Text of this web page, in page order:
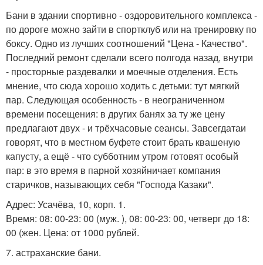
Бани в здании спортивно - оздоровительного комплекса -
по дороге можно зайти в спортклуб или на тренировку по
боксу. Одно из лучших соотношений "Цена - Качество".
Последний ремонт сделали всего полгода назад, внутри
- просторные раздевалки и моечные отделения. Есть
мнение, что сюда хорошо ходить с детьми: тут мягкий
пар. Следующая особенность - в неограниченном
времени посещения: в других банях за ту же цену
предлагают двух - и трёхчасовые сеансы. Завсегдатаи
говорят, что в местном буфете стоит брать квашеную
капусту, а ещё - что субботним утром готовят особый
пар: в это время в парной хозяйничает компания
старичков, называющих себя "Господа Казаки".
Адрес: Усачёва, 10, корп. 1.
Время: 08: 00-23: 00 (муж. ), 08: 00-23: 00, четверг до 18:
00 (жен. Цена: от 1000 рублей.
7. астраханские бани.